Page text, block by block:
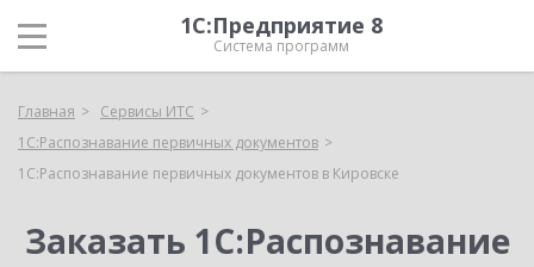
1С:Предприятие 8
Система программ
Главная
Сервисы ИТС
1С:Распознавание первичных документов
1С:Распознавание первичных документов в Кировске
Заказать 1С:Распознавание